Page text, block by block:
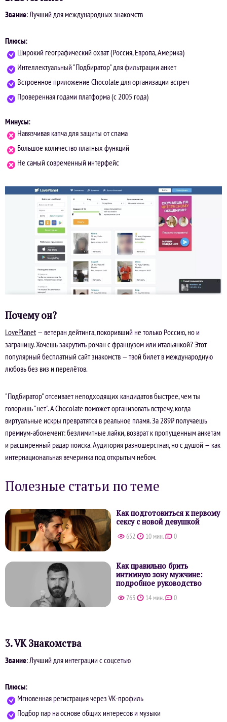
Звание: Лучший для международных знакомств
Плюсы:
Широкий географический охват (Россия, Европа, Америка)
Интеллектуальный "Подбиратор" для фильтрации анкет
Встроенное приложение Chocolate для организации встреч
Проверенная годами платформа (с 2005 года)
Минусы:
Навязчивая капча для защиты от спама
Большое количество платных функций
Не самый современный интерфейс
Почему он?
LovePlanet— ветеран дейтинга, покоривший не только Россию, но и
заграницу. Хочешь закрутить роман с французом или итальянкой? Этот
популярный бесплатный сайт знакомств — твой билет в международную
любовь без виз и перелётов.
"Подбиратор" отсеивает неподходящих кандидатов быстрее, чем ты
говоришь "нет". А Chocolate поможет организовать встречу, когда
виртуальные искры превратятся в реальное пламя. За 289₽ получаешь
премиум-абонемент: безлимитные лайки, возврат к пропущенным анкетам
и расширенный радар поиска. Аудитория разношерстная, но с душой — как
интернациональная вечеринка под открытым небом.
Полезные статьи по теме
Как подготовиться к первому
сексу с новой девушкой
652 10 мин. 0
Как правильно брить
интимную зону мужчине:
подробное руководство
763 14 мин. 0
3. VK Знакомства
Звание: Лучший для интеграции с соцсетью
Плюсы:
Мгновенная регистрация через VK-профиль
Подбор пар на основе общих интересов и музыки